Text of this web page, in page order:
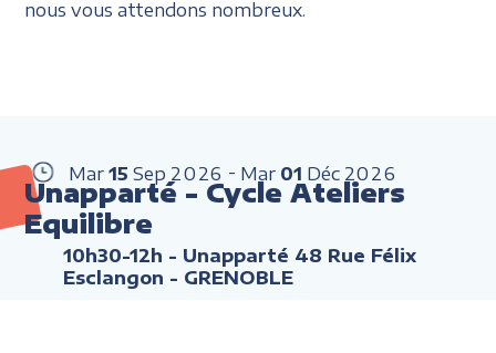
nous vous attendons nombreux.
Mar 15 Sep 2026 Mar 01 Déc 2026
Unapparté - Cycle Ateliers
Equilibre
10h30-12h - Unapparté 48 Rue Félix
Esclangon - GRENOBLE